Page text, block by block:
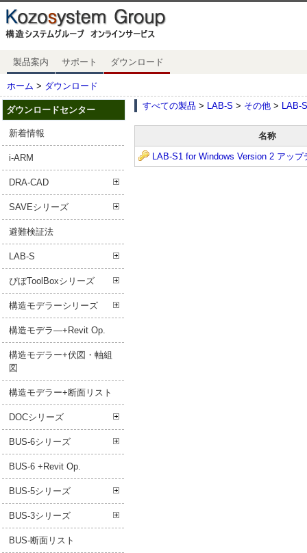
製品案内 サポート ダウンロード
ホーム > ダウンロード
ダウンロードセンター
新着情報
i-ARM
DRA-CAD
SAVEシリーズ
避難検証法
LAB-S
ぴぼToolBoxシリーズ
構造モデラーシリーズ
構造モデラ―+Revit Op.
構造モデラー+伏図・軸組
図
構造モデラー+断面リスト
DOCシリーズ
BUS-6シリーズ
BUS-6 +Revit Op.
BUS-5シリーズ
BUS-3シリーズ
BUS-断面リスト
すべての製品 > LAB-S > その他 > LAB-
名称
LAB-S1 for Windows Version 2 アップ